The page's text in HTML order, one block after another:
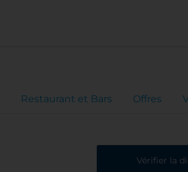
Restaurant et Bars Offres
Vérifier la